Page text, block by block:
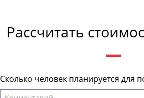
Рассчитать
Сколько человек планируется для